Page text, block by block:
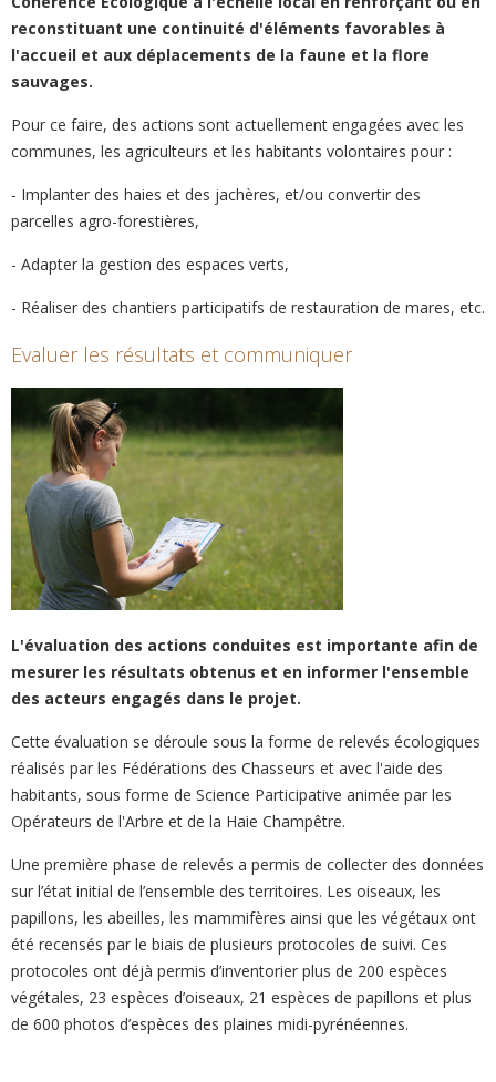
reconstituant une continuité d'éléments favorables à
l'accueil et aux déplacements de la faune et la flore
sauvages.
Pour ce faire, des actions sont actuellement engagées avec les
communes, les agriculteurs et les habitants volontaires pour :
- Implanter des haies et des jachères, et/ou convertir des
parcelles agro-forestières,
- Adapter la gestion des espaces verts,
- Réaliser des chantiers participatifs de restauration de mares, etc.
Evaluer les résultats et communiquer
L'évaluation des actions conduites est importante afin de
mesurer les résultats obtenus et en informer l'ensemble
des acteurs engagés dans le projet.
Cette évaluation se déroule sous la forme de relevés écologiques
réalisés par les Fédérations des Chasseurs et avec l'aide des
habitants, sous forme de Science Participative animée par les
Opérateurs de l'Arbre et de la Haie Champêtre.
Une première phase de relevés a permis de collecter des données
sur l’état initial de l’ensemble des territoires. Les oiseaux, les
papillons, les abeilles, les mammifères ainsi que les végétaux ont
été recensés par le biais de plusieurs protocoles de suivi. Ces
protocoles ont déjà permis d’inventorier plus de 200 espèces
végétales, 23 espèces d’oiseaux, 21 espèces de papillons et plus
de 600 photos d’espèces des plaines midi-pyrénéennes.